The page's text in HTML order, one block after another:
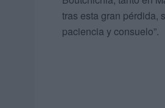
tras esta gran pérdida,
paciencia y consuelo”.